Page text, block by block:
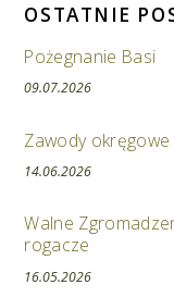
OSTATNIE
Pożegnanie Basi
09.07.2026
Zawody okręgowe
14.06.2026
Walne
rogacze
16.05.2026